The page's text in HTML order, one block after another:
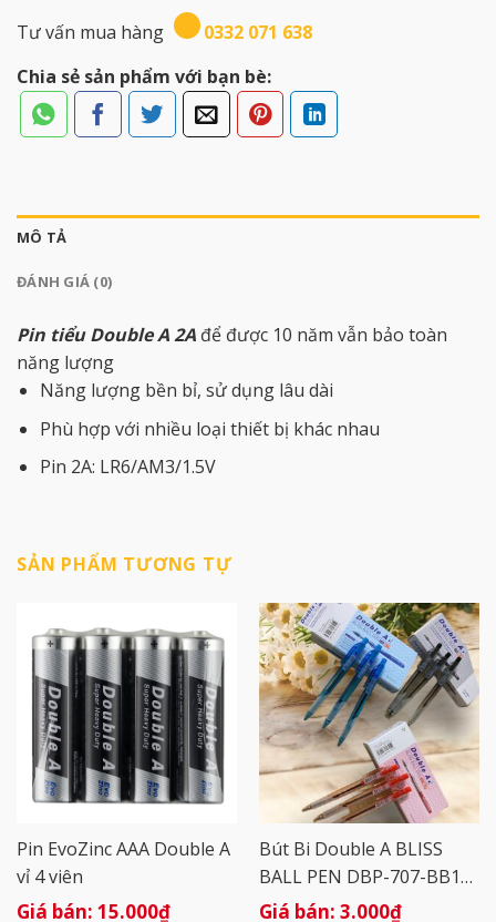
Tư vấn mua hàng
0332 071 638
Chia sẻ sản phẩm với bạn bè:
MÔ TẢ
ĐÁNH GIÁ (0)
Pin tiểu Double A 2A để được 10 năm vẫn bảo toàn
năng lượng
Năng lượng bền bỉ, sử dụng lâu dài
Phù hợp với nhiều loại thiết bị khác nhau
Pin 2A: LR6/AM3/1.5V
SẢN PHẨM TƯƠNG TỰ
Pin EvoZinc AAA Double A
vỉ 4 viên
15.000₫
Bút Bi Double A BLISS
BALL PEN DBP-707-BB11
Ngòi 0.7mm3.000₫